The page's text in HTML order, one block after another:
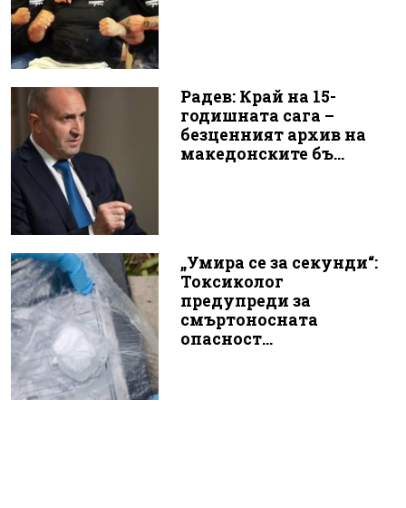
Радев: Край на 15-
годишната сага –
безценният архив на
македонските бъ...
„Умира се за секунди“:
Токсиколог
предупреди за
смъртоносната
опасност...